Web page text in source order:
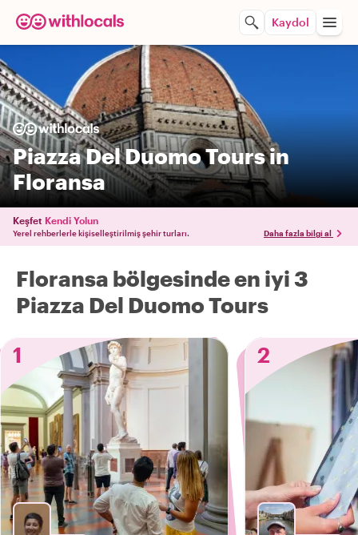
Kaydol
Piazza Del Duomo Tours in
Floransa
Keşfet Kendi Yolun
Yerel rehberlerle kişiselleştirilmiş şehir turları. Daha fazla bilgi al
Floransa bölgesinde en iyi 3
Piazza Del Duomo Tours
1
2